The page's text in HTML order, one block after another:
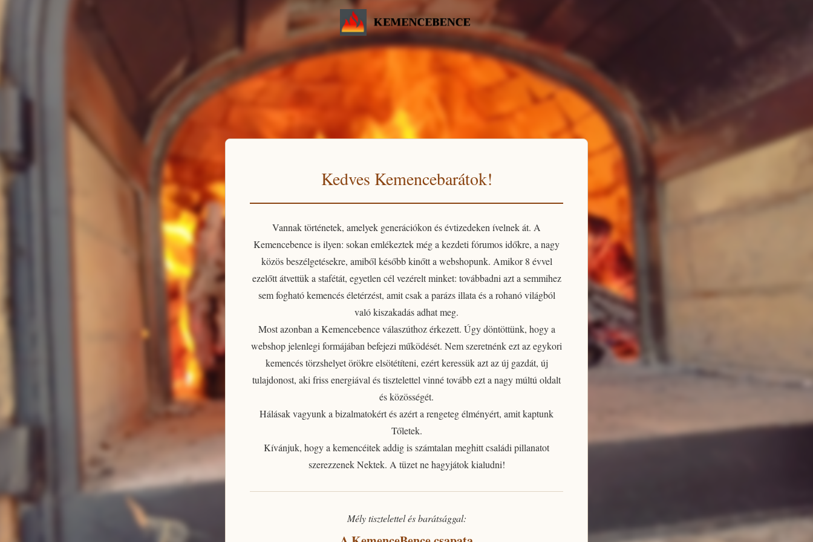
Kedves Kemencebarátok!
Vannak történetek, amelyek generációkon és évtizedeken ívelnek át. A
Kemencebenceis ilyen: sokan emlékeztek még a kezdeti fórumos időkre, a nagy
közös beszélgetésekre, amiből később kinőtt a webshopunk. Amikor 8 évvel
ezelőtt átvettük a stafétát, egyetlen cél vezérelt minket: továbbadni azt a semmihez
sem foghatókemencés életérzést, amit csak a parázs illata és a rohanó világból
való kiszakadás adhat meg.
Most azonban a Kemencebence válaszúthoz érkezett. Úgy döntöttünk, hogy a
webshop jelenlegi formájában befejezi működését. Nem szeretnénk ezt az egykori
kemencés törzshelyet örökre elsötétíteni, ezértkeressük azt az új gazdát, új
tulajdonost, aki friss energiával és tisztelettel vinné tovább ezt a nagy múltú oldalt
és közösségét.
Hálásak vagyunk a bizalmatokértés azért a rengeteg élményért, amit kaptunk
Tőletek.
Kívánjuk, hogy a kemencéitek addig is számtalan meghitt családi pillanatot
szerezzenek Nektek. A tüzet ne hagyjátok kialudni!
Mély tisztelettel és barátsággal: